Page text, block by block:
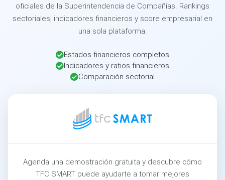
oficiales de la Superintendencia de Compañías. Rankings
sectoriales, indicadores financieros y score empresarial en
una sola plataforma.
Estados financieros completos
Indicadores y ratios financieros
Comparación sectorial
Agenda una demostración gratuita y descubre cómo
TFC SMART puede ayudarte a tomar mejores